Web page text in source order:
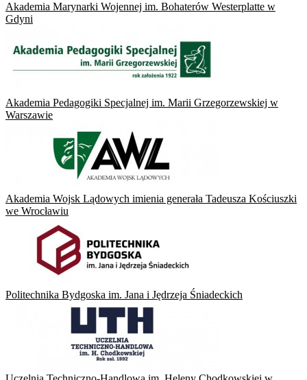
Akademia Marynarki Wojennej im. Bohaterów Westerplatte w
Gdyni
Akademia Pedagogiki Specjalnej im. Marii Grzegorzewskiej w
Warszawie
Akademia Wojsk Lądowych imienia generała Tadeusza Kościuszki
we Wrocławiu
Politechnika Bydgoska im. Jana i Jędrzeja Śniadeckich